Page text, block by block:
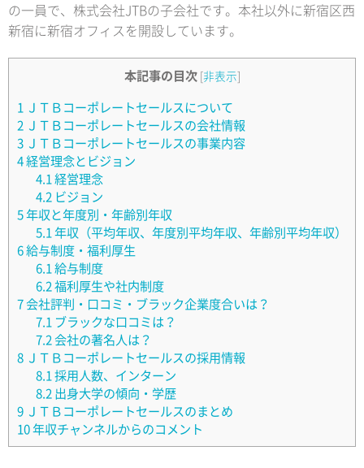
の一員で、株式会社JTBの子会社です。本社以外に新宿区西
新宿に新宿オフィスを開設しています。
本記事の目次 非表示
1
ＪＴＢコーポレートセールスについて
2 ＪＴＢコーポレートセールスの会社情報
3 ＪＴＢコーポレートセールスの事業内容
4 経営理念とビジョン
4.1 経営理念
4.2 ビジョン
5 年収と年度別・年齢別年収
5.1 年収（平均年収、年度別平均年収、年齢別平均年収）
6 給与制度・福利厚生
6.1 給与制度
6.2 福利厚生や社内制度
7 会社評判・口コミ・ブラック企業度合いは？
7.1 ブラックな口コミは？
7.2 会社の著名人は？
8 ＪＴＢコーポレートセールスの採用情報
8.1 採用人数、インターン
8.2 出身大学の傾向・学歴
9 ＪＴＢコーポレートセールスのまとめ
10 年収チャンネルからのコメント